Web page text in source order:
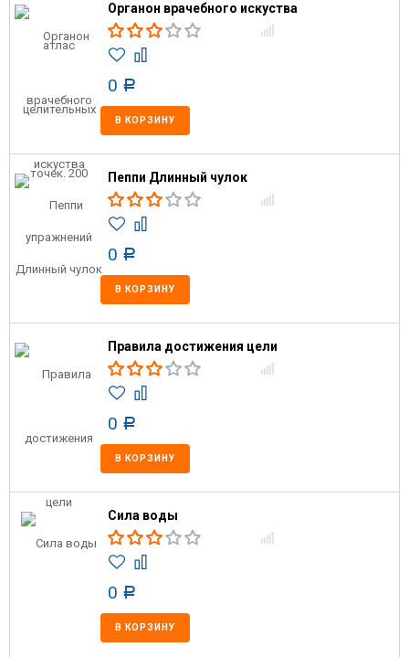
Органон врачебного искуства
0 Р
В КОРЗИНУ
Пеппи Длинный чулок
0 Р
В КОРЗИНУ
Правила достижения цели
0 Р
В КОРЗИНУ
Сила воды
0 Р
В КОРЗИНУ